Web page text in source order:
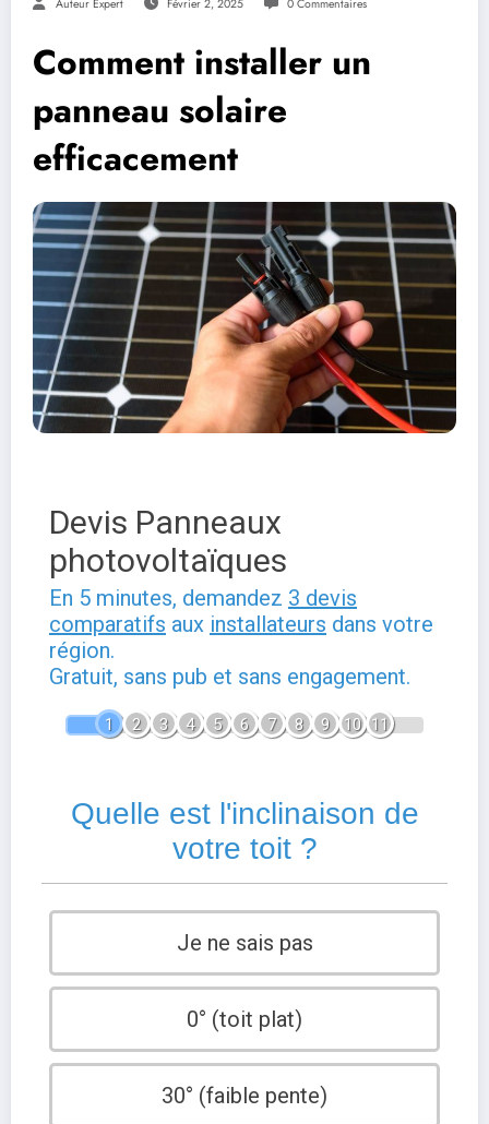
Auteur Expert Février 2, 2025 0 Commentaires
Comment installer un
panneau solaire
efficacement
Devis Panneaux
photovoltaïques
En 5 minutes, demandez 3 devis
comparatifs aux installateurs dans votre
région.
Gratuit, sans pub et sans engagement.
1 2 3 4 5 6 7 8 9 10 11
Quelle est l'inclinaison de
votre toit ?
Je ne sais pas
0° (toit plat)
30° (faible pente)